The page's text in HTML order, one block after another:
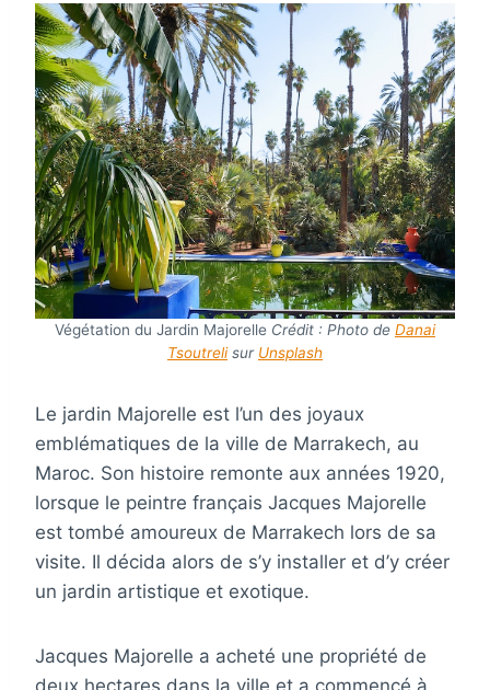
Végétation du Jardin Majorelle Crédit : Photo de Danai
Tsoutrelisur Unsplash
Le jardin Majorelle est l’un des joyaux
emblématiques de la ville de Marrakech, au
Maroc. Son histoire remonte aux années 1920,
lorsque le peintre français Jacques Majorelle
est tombé amoureux de Marrakech lors de sa
visite. Il décida alors de s’y installer et d’y créer
un jardin artistique et exotique.
Jacques Majorelle a acheté une propriété de